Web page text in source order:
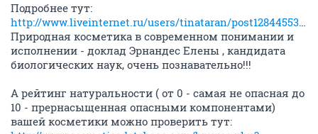
Подробнее тут:
http://www.liveinternet.ru/users/tinataran/post128445539/
Природная косметика в современном понимании и
исполнении - доклад Эрнандес Елены , кандидата
биологических наук, очень познавательно!!!
А рейтинг натуральности ( от 0 - самая не опасная до
10 - прернасыщенная опасными компонентами)
вашей косметики можно проверить тут: